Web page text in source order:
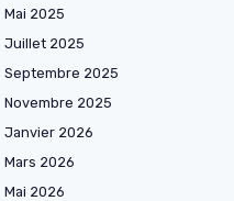
Mai 2025
Juillet 2025
Septembre 2025
Novembre 2025
Janvier 2026
Mars 2026
Mai 2026